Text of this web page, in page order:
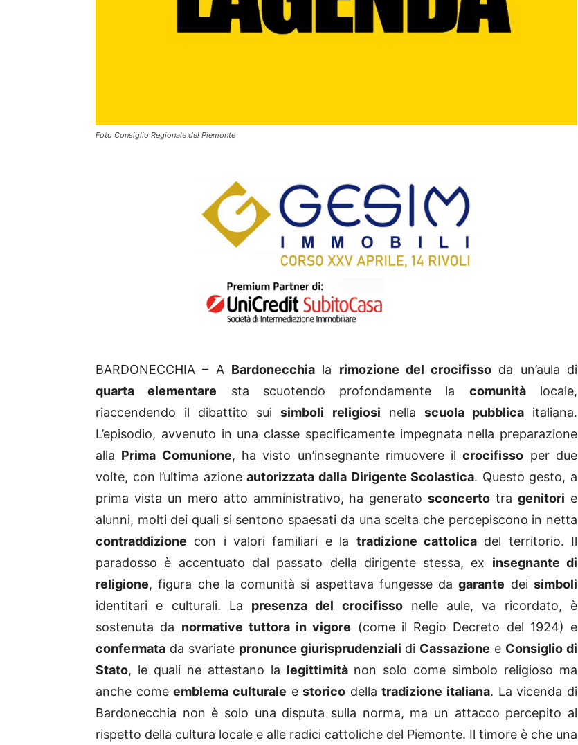
Foto Consiglio Regionale del Piemonte
BARDONECCHIA – A Bardonecchiala rimozione del crocifisso da un’aula di
quarta elementare sta scuotendo profondamente la comunitàlocale,
riaccendendo il dibattito suisimboli religiosi nella scuola pubblicaitaliana.
L’episodio, avvenuto in una classe specificamente impegnata nella preparazione
alla Prima Comunione, ha visto un’insegnante rimuovere ilcrocifisso per due
volte, con l’ultima azioneautorizzata dalla Dirigente Scolastica. Questo gesto, a
prima vista un mero atto amministrativo, ha generatosconcerto tragenitori e
alunni, molti dei quali si sentono spaesati da una scelta che percepiscono in netta
contraddizione con i valori familiari e la tradizione cattolicadel territorio. Il
paradosso è accentuato dal passato della dirigente stessa, ex insegnante di
religione, figura che la comunità si aspettava fungesse dagarante deisimboli
identitari e culturali. La presenza del crocifissonelle aule, va ricordato, è
sostenuta da normative tuttora in vigore (come il Regio Decreto del 1924) e
confermata da svariate pronunce giurisprudenziali di Cassazione e Consiglio di
Stato, le quali ne attestano la legittimitànon solo come simbolo religioso ma
anche comeemblema culturale estorico dellatradizione italiana. La vicenda di
Bardonecchia non è solo una disputa sulla norma, ma un attacco percepito al
rispetto della cultura locale e alle radici cattoliche del Piemonte. Il timore è che una